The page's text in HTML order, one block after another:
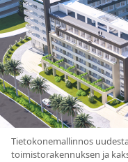
Tietokonemallinnos
toimistorakennuksen ja